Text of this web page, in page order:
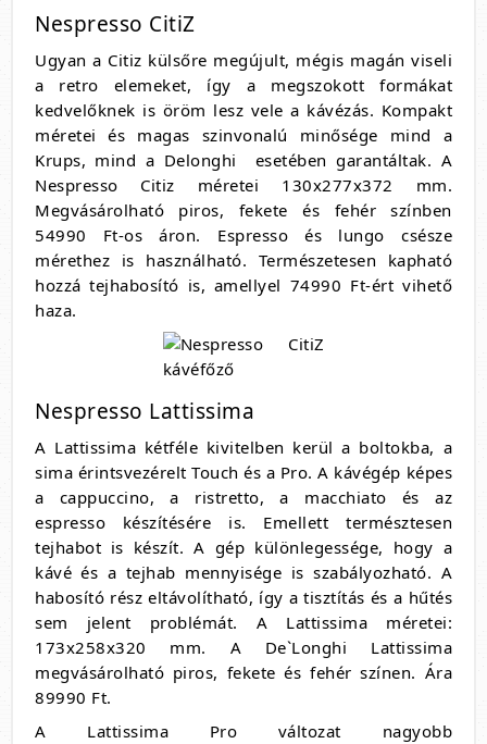
Nespresso CitiZ
Ugyan a Citiz külsőre megújult, mégis magán viseli
a retro elemeket, így a megszokott formákat
kedvelőknek is öröm lesz vele a kávézás. Kompakt
méretei és magas szinvonalú minősége mind a
Krups, mind a Delonghi esetében garantáltak. A
Nespresso Citiz méretei 130x277x372 mm.
Megvásárolható piros, fekete és fehér színben
54990 Ft-os áron. Espresso és lungo csésze
mérethez is használható. Természetesen kapható
hozzá tejhabosító is, amellyel 74990 Ft-ért vihető
haza.
Nespresso Lattissima
A Lattissima kétféle kivitelben kerül a boltokba, a
sima érintsvezérelt Touch és a Pro. A kávégép képes
a cappuccino, a ristretto, a macchiato és az
espresso készítésére is. Emellett természtesen
tejhabot is készít. A gép különlegessége, hogy a
kávé és a tejhab mennyisége is szabályozható. A
habosító rész eltávolítható, így a tisztítás és a hűtés
sem jelent problémát. A Lattissima méretei:
173x258x320 mm. A De`Longhi Lattissima
megvásárolható piros, fekete és fehér színen. Ára
89990 Ft.
A Lattissima Pro változat nagyobb